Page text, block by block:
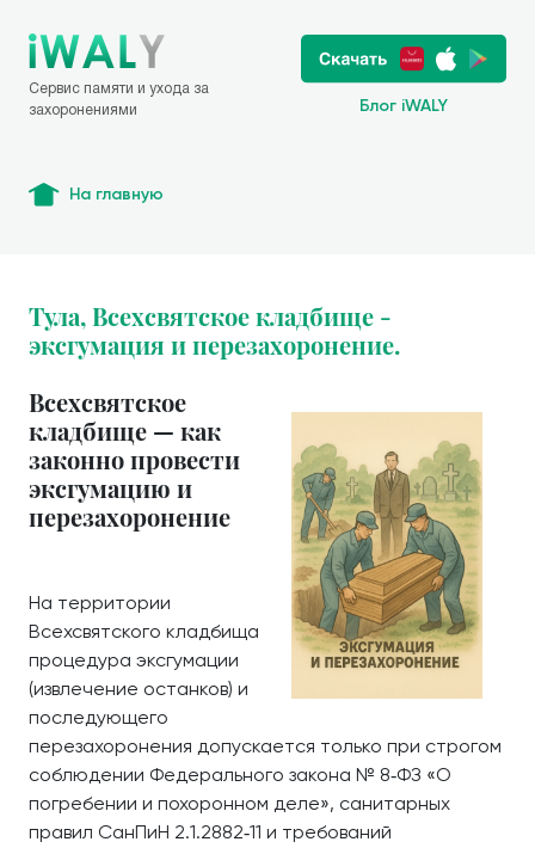
Сервис памяти и ухода за
захоронениями
Блог iWALY
На главную
Тула, Всехсвятское кладбище -
эксгумация и перезахоронение.
Всехсвятское
кладбище — как
законно провести
эксгумацию и
перезахоронение
На территории
Всехсвятского кладбища
процедура эксгумации
(извлечение останков) и
последующего
перезахоронения допускается только при строгом
соблюдении Федерального закона № 8‑ФЗ «О
погребении и похоронном деле», санитарных
правил СанПиН 2.1.2882‑11 и требований